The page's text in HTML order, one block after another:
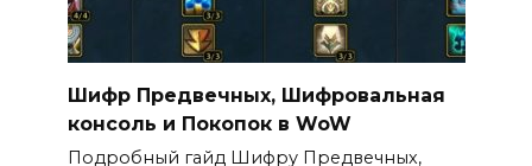
Шифр Предвечных, Шифровальная
консоль и Покопок в WoW
Подробный гайд Шифру Предвечных,